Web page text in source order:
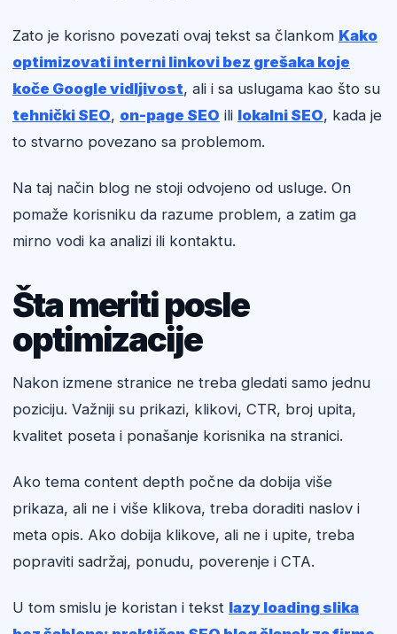
Zato je korisno povezati ovaj tekst sa člankom Kako
optimizovati interni linkovi bez grešaka koje
koče Google vidljivost, ali i sa uslugama kao što su
tehnički SEO, on-page SEO ili lokalni SEO, kada je
to stvarno povezano sa problemom.
Na taj način blog ne stoji odvojeno od usluge. On
pomaže korisniku da razume problem, a zatim ga
mirno vodi ka analizi ili kontaktu.
Šta meriti posle
optimizacije
Nakon izmene stranice ne treba gledati samo jednu
poziciju. Važniji su prikazi, klikovi, CTR, broj upita,
kvalitet poseta i ponašanje korisnika na stranici.
Ako tema content depth počne da dobija više
prikaza, ali ne i više klikova, treba doraditi naslov i
meta opis. Ako dobija klikove, ali ne i upite, treba
popraviti sadržaj, ponudu, poverenje i CTA.
U tom smislu je koristan i tekst lazy loading slika